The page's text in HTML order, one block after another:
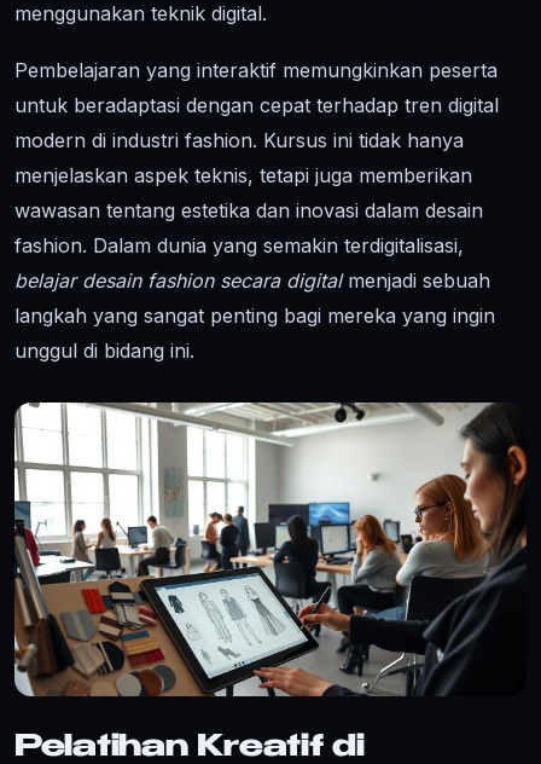
menggunakan teknik digital.
Pembelajaran yang interaktif memungkinkan peserta
untuk beradaptasi dengan cepat terhadap tren digital
modern di industri fashion. Kursus ini tidak hanya
menjelaskan aspek teknis, tetapi juga memberikan
wawasan tentang estetika dan inovasi dalam desain
fashion. Dalam dunia yang semakin terdigitalisasi,
belajar desain fashion secara digitalmenjadi sebuah
langkah yang sangat penting bagi mereka yang ingin
unggul di bidang ini.
Pelatihan Kreatif di